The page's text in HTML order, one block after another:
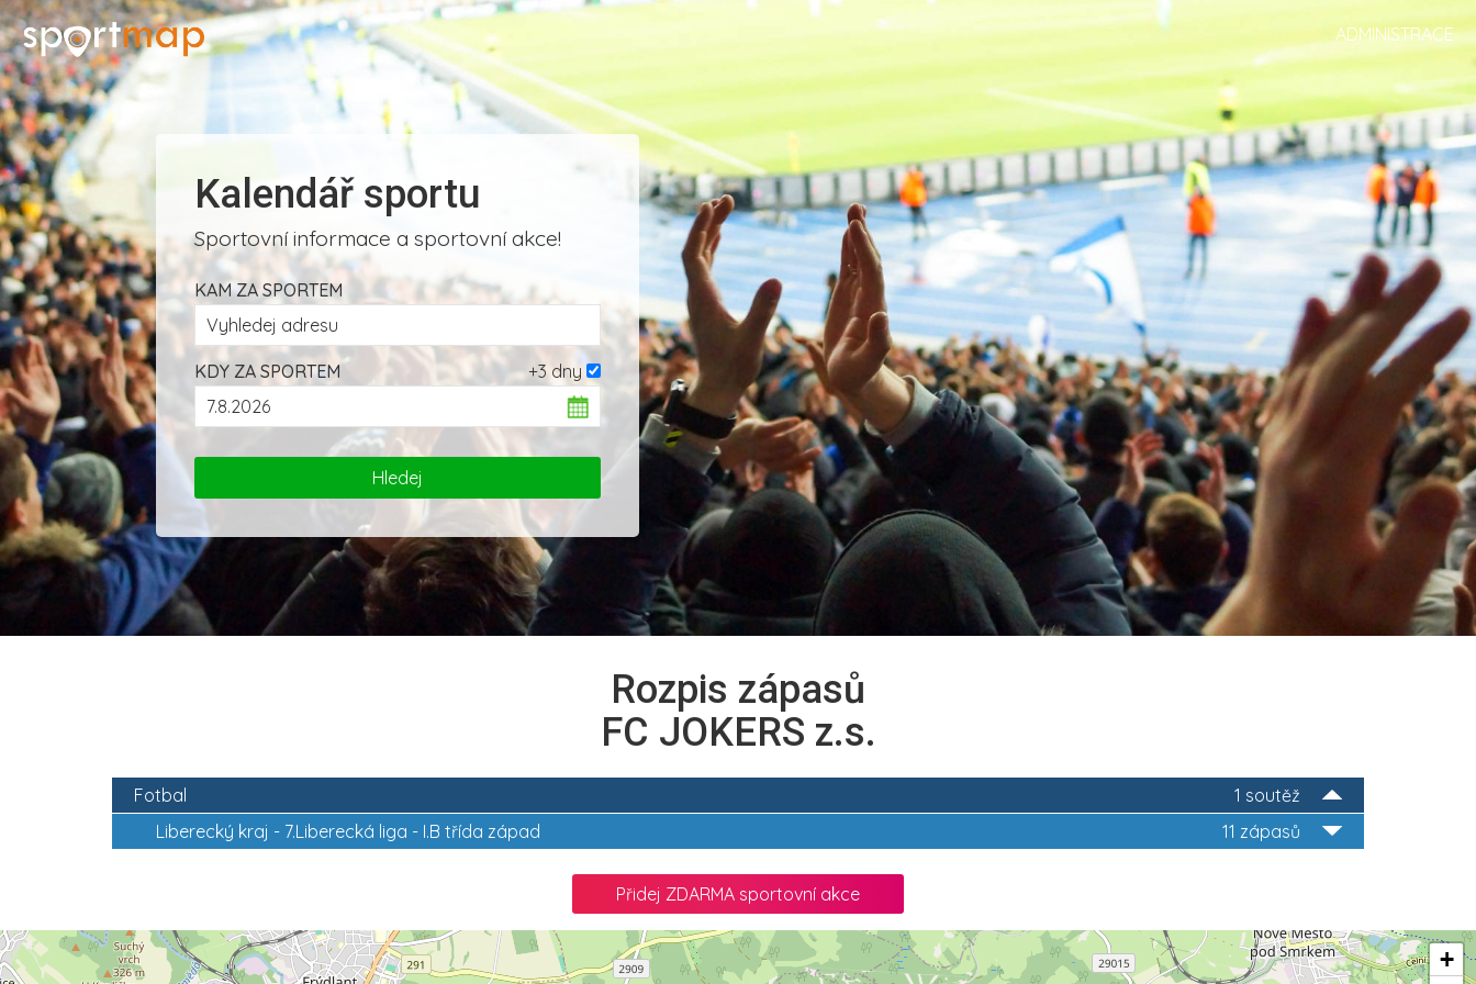
ADMINISTRACE
Kalendář sportu
Sportovní informace a sportovní akce!
KAM ZA SPORTEM
+3 dny
KDY ZA SPORTEM
Rozpis zápasů
FC JOKERS z.s.
1 soutěž
Fotbal
11 zápasů
Liberecký kraj - 7.Liberecká liga - I.B třída západ
Přidej ZDARMA sportovní akce
+